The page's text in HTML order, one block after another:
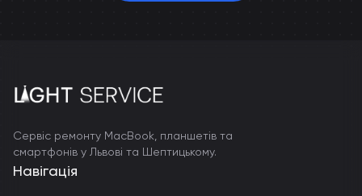
Сервіс ремонту MacBook, планшетів та
смартфонів у Львові та Шептицькому.
Навігація